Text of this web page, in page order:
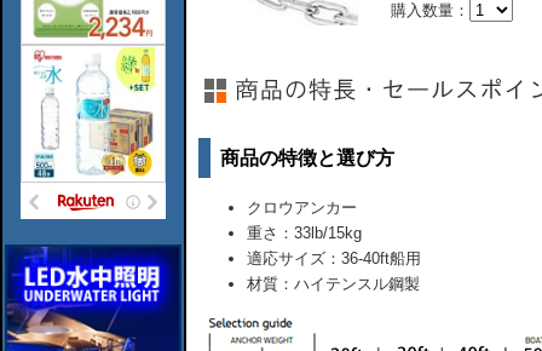
購入数量：
商品の特徴と選び方
クロウアンカー
重さ：33lb/15kg
適応サイズ：36-40ft船用
材質：ハイテンスル鋼製